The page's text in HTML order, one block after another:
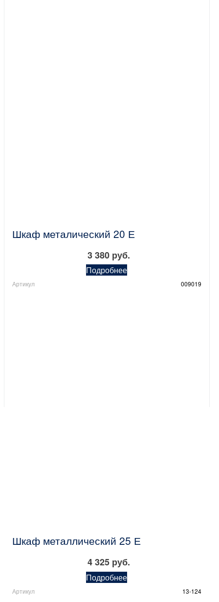
Шкаф металический 20 Е
3 380 руб.
Подробнее
Артикул 009019
Шкаф металлический 25 Е
4 325 руб.
Подробнее
Артикул 13-124